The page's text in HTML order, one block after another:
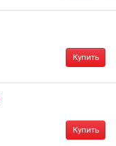
Купить
Купить